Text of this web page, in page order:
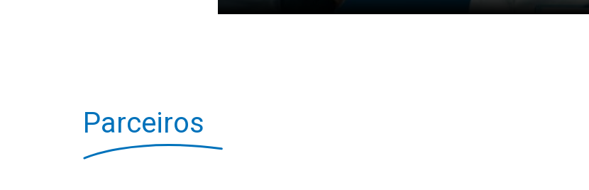
Parceiros